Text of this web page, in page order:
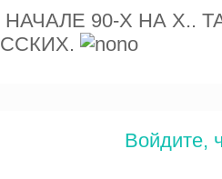
90-Х НА Х..
Войдите,